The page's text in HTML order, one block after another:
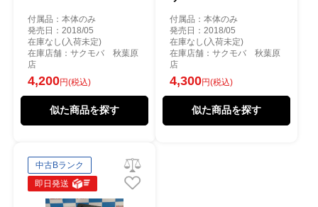
付属品：本体のみ
発売日：2018/05
在庫なし(入荷未定)
在庫店舗：サクモバ 秋葉原
店
4,200円(税込)
似た商品を探す
付属品：本体のみ
発売日：2018/05
在庫なし(入荷未定)
在庫店舗：サクモバ 秋葉原
店
4,300円(税込)
似た商品を探す
中古Bランク
即日発送